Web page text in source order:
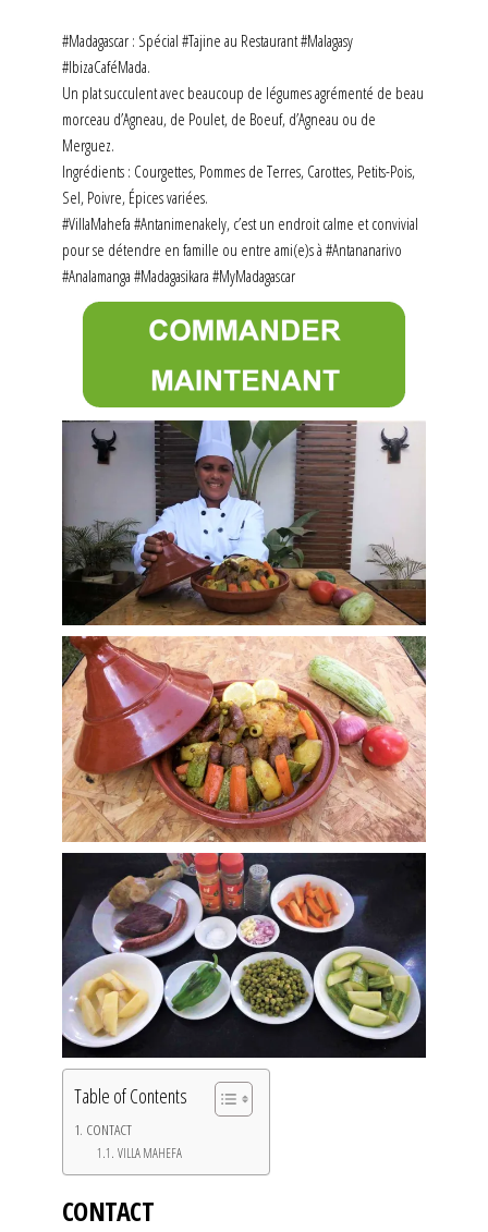
#Madagascar : Spécial #Tajine au Restaurant #Malagasy
#IbizaCaféMada.
Un plat succulent avec beaucoup de légumes agrémenté de beau
morceau d’Agneau, de Poulet, de Boeuf, d’Agneau ou de
Merguez.
Ingrédients : Courgettes, Pommes de Terres, Carottes, Petits-Pois,
Sel, Poivre, Épices variées.
#VillaMahefa #Antanimenakely, c’est un endroit calme et convivial
pour se détendre en famille ou entre ami(e)s à #Antananarivo
#Analamanga #Madagasikara #MyMadagascar
Table of Contents
CONTACT
VILLA MAHEFA
CONTACT